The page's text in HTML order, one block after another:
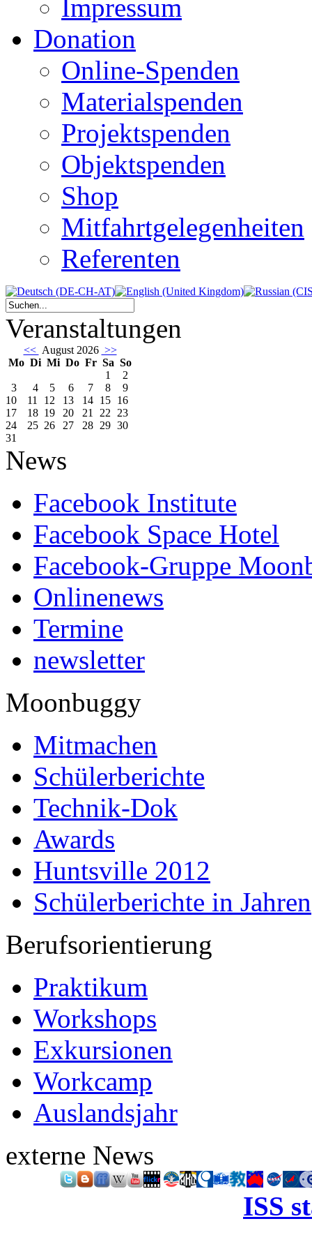
Impressum
Donation
Online-Spenden
Materialspenden
Projektspenden
Objektspenden
Shop
Mitfahrtgelegenheiten
Referenten
Veranstaltungen
<< August 2026 >>
Mo Di Mi Do Fr Sa So
1
2
3
4 5 6 7 8
9
10
11 12 13 14 15 16
17
18 19 20 21 22 23
24
25 26 27 28 29 30
31
News
Facebook Institute
Facebook Space Hotel
Facebook-Gruppe
Onlinenews
Termine
newsletter
Moonbuggy
Mitmachen
Schülerberichte
Technik-Dok
Awards
Huntsville 2012
Schülerberichte in Jahren
Berufsorientierung
Praktikum
Workshops
Exkursionen
Workcamp
Auslandsjahr
externe News
ISS